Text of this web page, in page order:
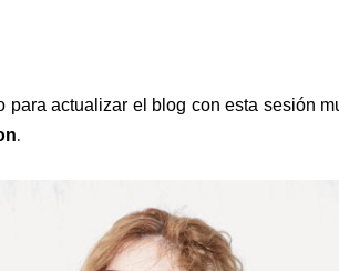
para actualizar el blog con esta sesión
.